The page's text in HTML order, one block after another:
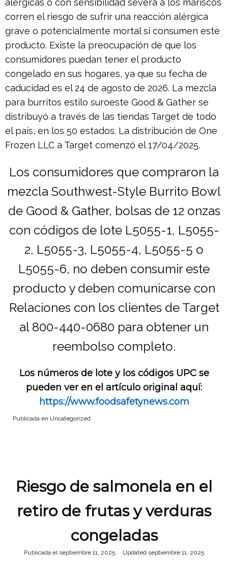
alérgicas o con sensibilidad severa a los mariscos
corren el riesgo de sufrir una reacción alérgica
grave o potencialmente mortal si consumen este
producto. Existe la preocupación de que los
consumidores puedan tener el producto
congelado en sus hogares, ya que su fecha de
caducidad es el 24 de agosto de 2026. La mezcla
para burritos estilo suroeste Good & Gather se
distribuyó a través de las tiendas Target de todo
el país, en los 50 estados. La distribución de One
Frozen LLC a Target comenzó el 17/04/2025.
Los consumidores que compraron la
mezcla Southwest-Style Burrito Bowl
de Good & Gather, bolsas de 12 onzas
con códigos de lote L5055-1, L5055-
2, L5055-3, L5055-4, L5055-5 o
L5055-6, no deben consumir este
producto y deben comunicarse con
Relaciones con los clientes de Target
al 800-440-0680 para obtener un
reembolso completo.
Los números de lote y los códigos UPC se
pueden ver en el artículo original aquí:
https://www.foodsafetynews.com
Publicada en Uncategorized
Riesgo de salmonela en el
retiro de frutas y verduras
congeladas
Publicada el septiembre 11, 2025 septiembre 11, 2025